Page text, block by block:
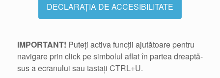
DECLARAȚIA DE ACCESIBILITATE
IMPORTANT! Puteți activa funcții ajutătoare pentru
navigare prin click pe simbolul aflat în partea dreaptă-
sus a ecranului sau tastați CTRL+U.